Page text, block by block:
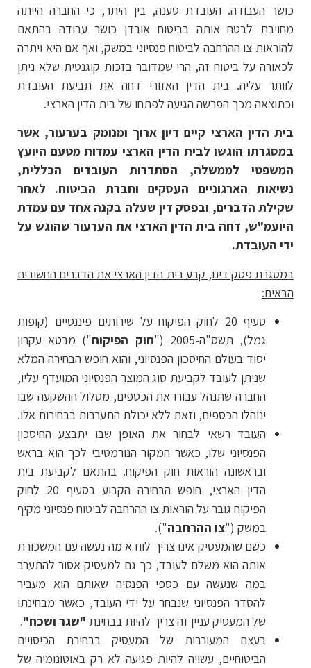
כושר העבודה. העובדת טענה, בין היתר, כי החברה הייתה
מחויבת לבטח אותה בביטוח אובדן כושר עבודה בהתאם
להוראות צו ההרחבה לביטוח פנסיוני במשק, ואף אם היא ויתרה
לכאורה על ביטוח זה, הרי שמדובר בזכות קוגנטית שלא ניתן
לוותר עליה. בית הדין האזורי דחה את תביעת העובדת
וכתוצאה מכך הפרשה הגיעה לפתחו של בית הדין הארצי.
בית הדין הארצי קיים דיון ארוך ומנומק בערעור, אשר
במסגרתו הוגשו לבית הדין הארצי עמדות מטעם היועץ
המשפטי לממשלה, הסתדרות העובדים הכללית,
נשיאות הארגוניים העסקים וחברת הביטוח. לאחר
שקילת הדברים, ובפסק דין שעלה בקנה אחד עם עמדת
היועמ"ש, דחה בית הדין הארצי את הערעור שהוגש על
ידי העובדת.
במסגרת פסק דינו, קבע בית הדין הארצי את הדברים החשובים
הבאים:
סעיף 20 לחוק הפיקוח על שירותים פיננסיים (קופות
גמל), תשס"ה-2005 ("
חוק הפיקוח") מבטא עקרון
יסוד בעולם החיסכון הפנסיוני, והוא חופש הבחירה המלא
שניתן לעובד לקביעת סוג המוצר הפנסיוני המועדף עליו,
החברה שתנהל עבורו את הכספים, מסלול ההשקעה שבו
ינוהלו הכספים, וזאת ללא יכולת התערבות בבחירות אלו.
​העובד רשאי לבחור את האופן שבו יתבצע החיסכון
הפנסיוני שלו, כאשר המקור הנורמטיבי לכך הוא בראש
ובראשונה הוראות חוק הפיקוח. בהתאם לקביעת בית
הדין הארצי, חופש הבחירה הקבוע בסעיף 20 לחוק
הפיקוח גובר על הוראות צו ההרחבה לביטוח פנסיוני מקיף
במשק ("צו ההרחבה").
​כשם שהמעסיק אינו צריך לוודא מה נעשה עם המשכורת
אותה הוא משלם לעובד, כך גם למעסיק אסור להתערב
במה שנעשה עם כספי הפנסיה שאותם הוא מעביר
להסדר הפנסיוני שנבחר על ידי העובד, כאשר מבחינתו
של המעסיק עניין זה צריך להיות בבחינת "שגר ושכח".
בעצם המעורבות של המעסיק בבחירת הכיסויים
הביטוחיים, עשויה להיות פגיעה לא רק באוטונומיה של